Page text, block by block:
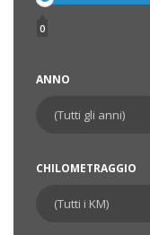
0
ANNO
CHILOMETRAGGIO